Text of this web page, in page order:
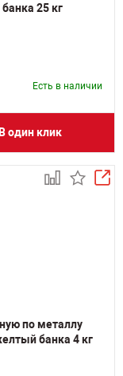
25 кг
Есть в наличии
В один клик
по металлу
банка 4 кг